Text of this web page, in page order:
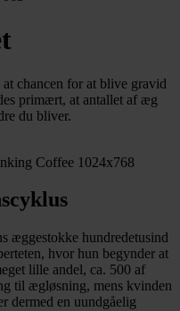
chancen for at blive gravid
primært, at antallet af æg
du bliver.
æggestokke hundredetusind
hvor hun begynder at
lille andel, ca. 500 af
til ægløsning, mens kvinden
dermed en uundgåelig